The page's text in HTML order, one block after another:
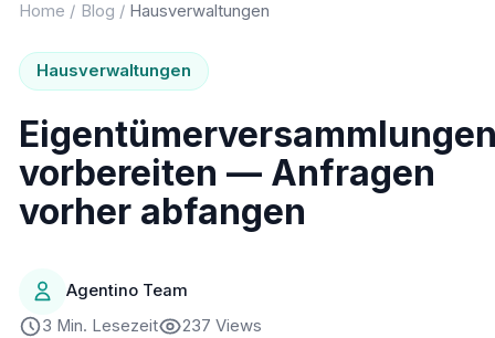
Home / Blog / Hausverwaltungen
Hausverwaltungen
vorbereiten — Anfragen
vorher abfangen
Agentino Team
3 Min. Lesezeit
237 Views